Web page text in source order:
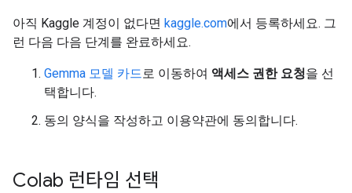
아직 Kaggle 계정이 없다면 kaggle.com에서 등록하세요. 그
런 다음 다음 단계를 완료하세요.
Gemma 모델 카드로 이동하여 액세스 권한 요청을 선
택합니다.
동의 양식을 작성하고 이용약관에 동의합니다.
Colab 런타임 선택